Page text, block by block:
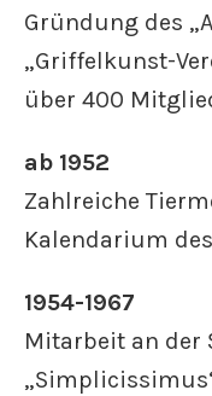
Gründung des
„Griffelkunst-
über 400
ab 1952
Zahlreiche
Kalendarium
1954-1967
Mitarbeit an der